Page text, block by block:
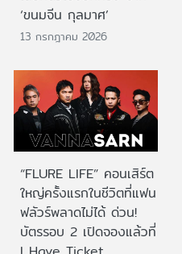
‘ขนมจีน กุลมาศ’
13 กรกฎาคม 2026
“FLURE LIFE” คอนเสิร์ต
ใหญ่ครั้งแรกในชีวิตที่แฟน
ฟลัวร์พลาดไม่ได้ ด่วน!
บัตรรอบ 2 เปิดจองแล้วที่